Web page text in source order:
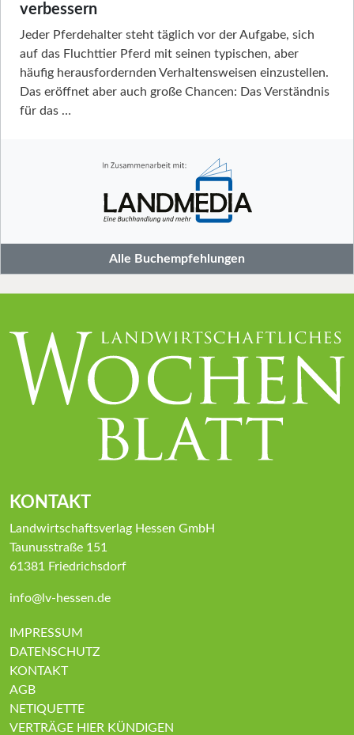
verbessern
Jeder Pferdehalter steht täglich vor der Aufgabe, sich
auf das Fluchttier Pferd mit seinen typischen, aber
häufig herausfordernden Verhaltensweisen einzustellen.
Das eröffnet aber auch große Chancen: Das Verständnis
für das …
Alle Buchempfehlungen
KONTAKT
Landwirtschaftsverlag Hessen GmbH
Taunusstraße 151
61381 Friedrichsdorf
info@lv-hessen.de
IMPRESSUM
DATENSCHUTZ
KONTAKT
AGB
NETIQUETTE
VERTRÄGE HIER KÜNDIGEN